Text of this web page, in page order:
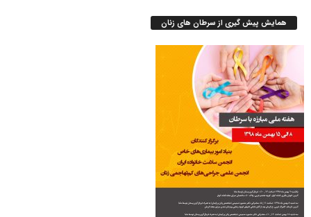
همایش پیش گیری از سرطان های زنان